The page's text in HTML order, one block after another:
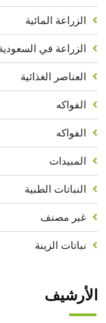
الزراعة المائية
الزراعة في
العناصر الغذائية
الفواكه
الفواكه
المبيدات
النباتات الطبية
غير مصنف
نباتات الزينة
الأرشيف